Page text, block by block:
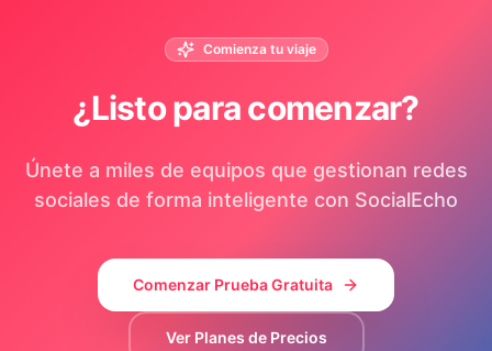
Comienza tu viaje
¿Listo para comenzar?
Únete a miles de equipos que gestionan redes
sociales de forma inteligente con SocialEcho
Comenzar Prueba Gratuita
Ver Planes de Precios